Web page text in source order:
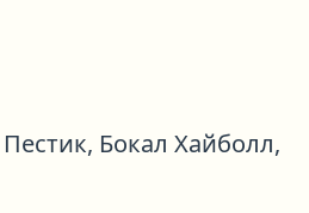
Пестик, Бокал Хайболл,